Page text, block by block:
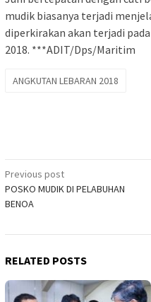
mudik biasanya terjadi
diperkirakan akan terjadi
2018. ***ADIT/Dps/Maritim
ANGKUTAN LEBARAN 2018
Post
navigation
Previous post
POSKO MUDIK DI PELABUHAN
BENOA
RELATED POSTS